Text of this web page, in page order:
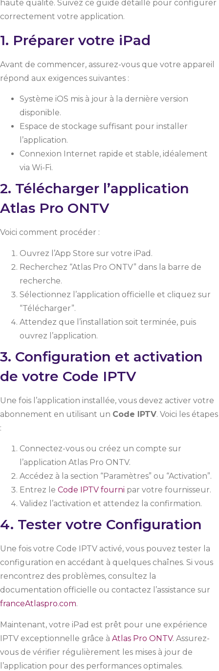
haute qualité. Suivez ce guide détaillé pour configurer
correctement votre application.
1. Préparer votre iPad
Avant de commencer, assurez-vous que votre appareil
répond aux exigences suivantes :
Système iOS mis à jour à la dernière version
disponible.
Espace de stockage suffisant pour installer
l’application.
Connexion Internet rapide et stable, idéalement
via Wi-Fi.
2. Télécharger l’application
Atlas Pro ONTV
Voici comment procéder :
Ouvrez l’App Store sur votre iPad.
Recherchez “Atlas Pro ONTV” dans la barre de
recherche.
Sélectionnez l’application officielle et cliquez sur
“Télécharger”.
Attendez que l’installation soit terminée, puis
ouvrez l’application.
3. Configuration et activation
de votre Code IPTV
Une fois l’application installée, vous devez activer votre
abonnement en utilisant un Code IPTV. Voici les étapes
:
Connectez-vous ou créez un compte sur
l’application Atlas Pro ONTV.
Accédez à la section “Paramètres” ou “Activation”.
Entrez le Code IPTV fourni par votre fournisseur.
Validez l’activation et attendez la confirmation.
4. Tester votre Configuration
Une fois votre Code IPTV activé, vous pouvez tester la
configuration en accédant à quelques chaînes. Si vous
rencontrez des problèmes, consultez la
documentation officielle ou contactez l’assistance sur
franceAtlaspro.com.
Maintenant, votre iPad est prêt pour une expérience
IPTV exceptionnelle grâce à Atlas Pro ONTV. Assurez-
vous de vérifier régulièrement les mises à jour de
l’application pour des performances optimales.